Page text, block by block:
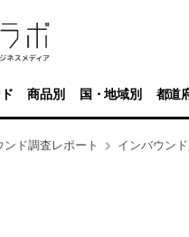
商品別 国・地域別 都道
ンド調査レポート インバウン